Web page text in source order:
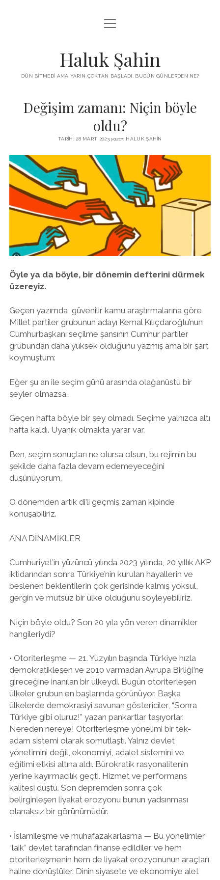
KUTUP YILDIZI
MENDIREK YAZILARI
ADA
İYI YAŞAM VE MUTLULUK ÜZERINE
BABIALI’DE CINAYET
GÜZEL MAVRELLA
PROGRAMLAR
BIZ KIMIZ?
MED 532 SPRING ‘25
YAZMADAN EDEMEDIM
HABERLER / NEWS
twitterfacebook
instagram
menüyü
aç
Haluk Şahin
DÜN BITMEDI AMA YARIN ÇOKTAN BAŞLADI. BUGÜN GÜNLERDEN NE?
Değişim zamanı: Niçin böyle
oldu?
TARIH: 28 MART 2023yazar: HALUK ŞAHIN
Öyle ya da böyle, bir dönemin defterini dürmek
üzereyiz.
Geçen yazımda, güvenilir kamu araştırmalarına göre
Millet partiler grubunun adayı Kemal Kılıçdaroğlu’nun
Cumhurbaşkanı seçilme şansının Cumhur partiler
grubundan daha yüksek olduğunu yazmış ama bir şart
koymuştum:
Eğer şu an ile seçim günü arasında olağanüstü bir
şeyler olmazsa…
Geçen hafta böyle bir şey olmadı. Seçime yalnızca altı
hafta kaldı. Uyanık olmakta yarar var.
Ben, seçim sonuçları ne olursa olsun, bu rejimin bu
şekilde daha fazla devam edemeyeceğini
düşünüyorum.
O dönemden artık di’li geçmiş zaman kipinde
konuşabiliriz.
ANA DİNAMİKLER
Cumhuriyet’in yüzüncü yılında 2023 yılında, 20 yıllık AKP
iktidarından sonra Türkiye’nin kurulan hayallerin ve
beslenen beklentilerin çok gerisinde kalmış yoksul,
gergin ve mutsuz bir ülke olduğunu söyleyebiliriz.
Niçin böyle oldu? Son 20 yıla yön veren dinamikler
hangileriydi?
• Otoriterleşme — 21. Yüzyılın başında Türkiye hızla
demokratikleşen ve 2010 varmadan Avrupa Birliği’ne
gireceğine inanılan bir ülkeydi. Bugün otoriterleşen
ülkeler grubun en başlarında görünüyor. Başka
ülkelerde demokrasiyi savunan göstericiler, “Sonra
Türkiye gibi oluruz!” yazan pankartlar taşıyorlar.
Nereden nereye! Otoriterleşme yönelimi bir tek-
adam sistemi olarak somutlaştı. Yalnız devlet
yönetimini değil, ekonomiyi, adalet sistemini ve
eğitimi etkisi altına aldı. Bürokratik rasyonalitenin
yerine kayırmacılık geçti. Hizmet ve performans
kalitesi düştü. Son depremden sonra çok
belirginleşen liyakat erozyonu bunun yadsınması
olanaksız bir görünümüdür.
• İslamileşme ve muhafazakarlaşma — Bu yönelimler
“laik” devlet tarafından finanse edildiler ve hem
otoriterleşmenin hem de liyakat erozyonunun araçları
haline dönüştüler. Dinin siyasete ve ekonomiye alet